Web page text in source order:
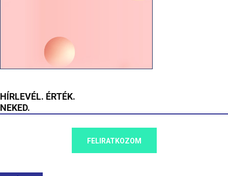
HÍRLEVÉL. ÉRTÉK.
NEKED.
FELIRATKOZOM